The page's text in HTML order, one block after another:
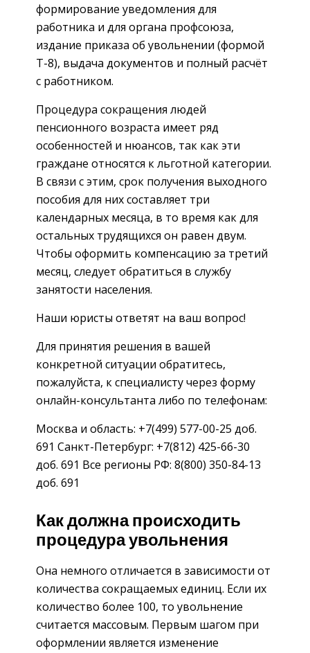
формирование уведомления для
работника и для органа профсоюза,
издание приказа об увольнении (формой
Т-8), выдача документов и полный расчёт
с работником.
Процедура сокращения людей
пенсионного возраста имеет ряд
особенностей и нюансов, так как эти
граждане относятся к льготной категории.
В связи с этим, срок получения выходного
пособия для них составляет три
календарных месяца, в то время как для
остальных трудящихся он равен двум.
Чтобы оформить компенсацию за третий
месяц, следует обратиться в службу
занятости населения.
Наши юристы ответят на ваш вопрос!
Для принятия решения в вашей
конкретной ситуации обратитесь,
пожалуйста, к специалисту через форму
онлайн-консультанта либо по телефонам:
Москва и область: +7(499) 577-00-25 доб.
691 Санкт-Петербург: +7(812) 425-66-30
доб. 691 Все регионы РФ: 8(800) 350-84-13
доб. 691
Как должна происходить
процедура увольнения
Она немного отличается в зависимости от
количества сокращаемых единиц. Если их
количество более 100, то увольнение
считается массовым. Первым шагом при
оформлении является изменение